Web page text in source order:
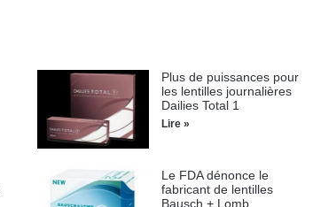
Plus de puissances pour
les lentilles journalières
Dailies Total 1
Lire »
Le FDA dénonce le
fabricant de lentilles
Bausch + Lomb